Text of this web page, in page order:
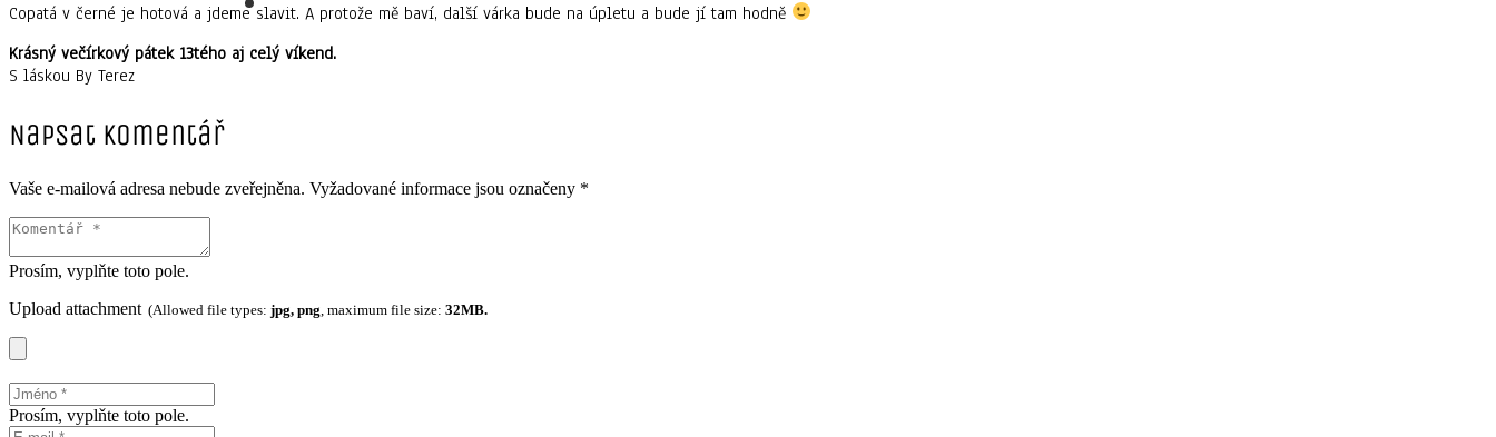
Copatá v černé je hotová a jdeme slavit. A protože mě baví, další várka bude na úpletu a bude jí tam hodně
Krásný večírkový pátek 13tého aj celý víkend.
S láskou By Terez
Napsat komentář
Vaše e-mailová adresa nebude zveřejněna. Vyžadované informace jsou označeny *
Prosím, vyplňte toto pole.
Upload attachment(Allowed file types: jpg, png, maximum file size: 32MB.
Prosím, vyplňte toto pole.